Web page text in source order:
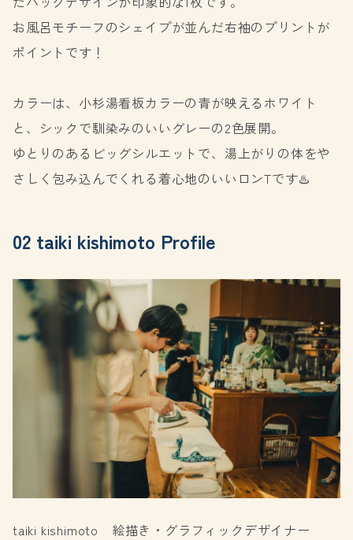
お風呂モチーフのシェイプが並んだ右袖のプリントが
ポイントです！
カラーは、小杉湯看板カラーの青が映えるホワイト
と、シックで馴染みのいいグレーの2色展開。
ゆとりのあるビッグシルエットで、湯上がりの体をや
さしく包み込んでくれる着心地のいいロンTです♨️
02 taiki kishimoto Profile
taiki kishimoto 絵描き・グラフィックデザイナー